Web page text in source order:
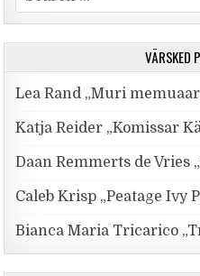
VÄRSKED
Lea Rand „Muri
Katja Reider „Komissar
Daan Remmerts de Vries
Caleb Krisp „Peatage Ivy
Bianca Maria Tricarico